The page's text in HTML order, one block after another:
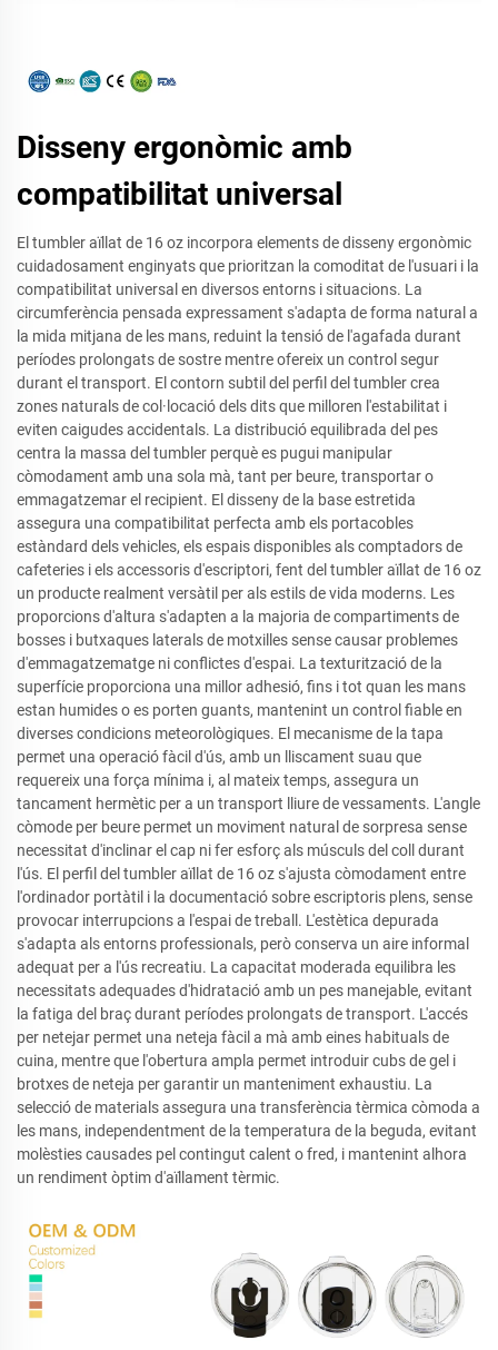
Disseny ergonòmic amb
compatibilitat universal
El tumbler aïllat de 16 oz incorpora elements de disseny ergonòmic
cuidadosament enginyats que prioritzan la comoditat de l'usuari i la
compatibilitat universal en diversos entorns i situacions. La
circumferència pensada expressament s'adapta de forma natural a
la mida mitjana de les mans, reduint la tensió de l'agafada durant
períodes prolongats de sostre mentre ofereix un control segur
durant el transport. El contorn subtil del perfil del tumbler crea
zones naturals de col·locació dels dits que milloren l'estabilitat i
eviten caigudes accidentals. La distribució equilibrada del pes
centra la massa del tumbler perquè es pugui manipular
còmodament amb una sola mà, tant per beure, transportar o
emmagatzemar el recipient. El disseny de la base estretida
assegura una compatibilitat perfecta amb els portacobles
estàndard dels vehicles, els espais disponibles als comptadors de
cafeteries i els accessoris d'escriptori, fent del tumbler aïllat de 16 oz
un producte realment versàtil per als estils de vida moderns. Les
proporcions d'altura s'adapten a la majoria de compartiments de
bosses i butxaques laterals de motxilles sense causar problemes
d'emmagatzematge ni conflictes d'espai. La texturització de la
superfície proporciona una millor adhesió, fins i tot quan les mans
estan humides o es porten guants, mantenint un control fiable en
diverses condicions meteorològiques. El mecanisme de la tapa
permet una operació fàcil d'ús, amb un lliscament suau que
requereix una força mínima i, al mateix temps, assegura un
tancament hermètic per a un transport lliure de vessaments. L'angle
còmode per beure permet un moviment natural de sorpresa sense
necessitat d'inclinar el cap ni fer esforç als músculs del coll durant
l'ús. El perfil del tumbler aïllat de 16 oz s'ajusta còmodament entre
l'ordinador portàtil i la documentació sobre escriptoris plens, sense
provocar interrupcions a l'espai de treball. L'estètica depurada
s'adapta als entorns professionals, però conserva un aire informal
adequat per a l'ús recreatiu. La capacitat moderada equilibra les
necessitats adequades d'hidratació amb un pes manejable, evitant
la fatiga del braç durant períodes prolongats de transport. L'accés
per netejar permet una neteja fàcil a mà amb eines habituals de
cuina, mentre que l'obertura ampla permet introduir cubs de gel i
brotxes de neteja per garantir un manteniment exhaustiu. La
selecció de materials assegura una transferència tèrmica còmoda a
les mans, independentment de la temperatura de la beguda, evitant
molèsties causades pel contingut calent o fred, i mantenint alhora
un rendiment òptim d'aïllament tèrmic.